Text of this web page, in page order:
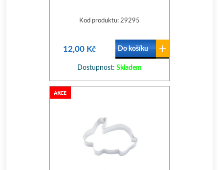
Kod produktu: 29295
12,00 Kč Do košíku
Dostupnost: Skladem